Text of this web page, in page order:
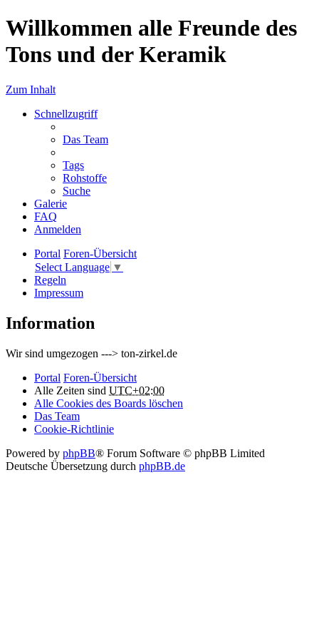
Willkommen alle Freunde des
Tons und der Keramik
Zum Inhalt
Schnellzugriff
Das Team
Tags
Rohstoffe
Suche
Galerie
FAQ
Anmelden
Portal Foren-Übersicht
Select Language ▼
Regeln
Impressum
Information
Wir sind umgezogen ---> ton-zirkel.de
Portal Foren-Übersicht
Alle Zeiten sind UTC+02:00
Alle Cookies des Boards löschen
Das Team
Cookie-Richtlinie
Powered by phpBB® Forum Software © phpBB Limited
Deutsche Übersetzung durch phpBB.de